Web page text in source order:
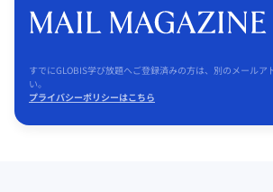
すでにGLOBIS学び放題へご登録済みの方は、別のメールア
い。
プライバシーポリシーはこちら